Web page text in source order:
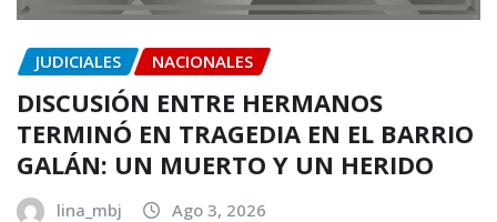
JUDICIALES NACIONALES
DISCUSIÓN ENTRE HERMANOS
TERMINÓ EN TRAGEDIA EN EL BARRIO
GALÁN: UN MUERTO Y UN HERIDO
lina_mbj Ago 3, 2026